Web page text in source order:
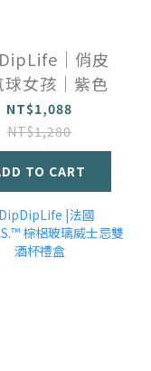
｜俏皮
球女孩｜紫色
NT$1,088
NT$1,280
TO CART